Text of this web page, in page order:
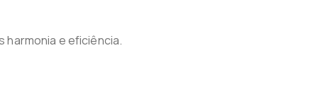
harmonia e eficiência.